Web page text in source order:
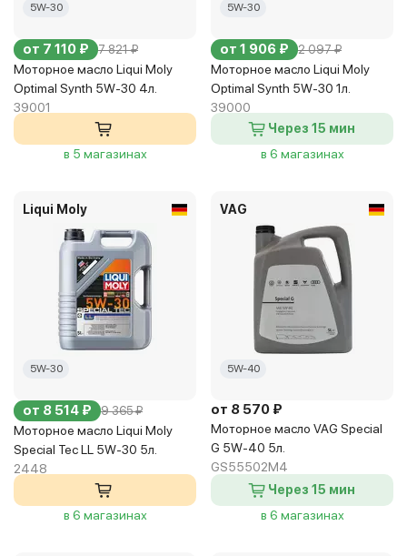
5W-30
от 7 110 ₽ 7 821 ₽
Моторное масло Liqui Moly
Optimal Synth 5W-30 4л.
39001
в 5 магазинах
5W-30
от 1 906 ₽ 2 097 ₽
Моторное масло Liqui Moly
Optimal Synth 5W-30 1л.
39000
Через 15 мин
в 6 магазинах
Liqui Moly
5W-30
от 8 514 ₽ 9 365 ₽
Моторное масло Liqui Moly
Special Tec LL 5W-30 5л.
2448
в 6 магазинах
VAG
5W-40
от 8 570 ₽
Моторное масло VAG Special
G 5W-40 5л.
GS55502M4
Через 15 мин
в 6 магазинах